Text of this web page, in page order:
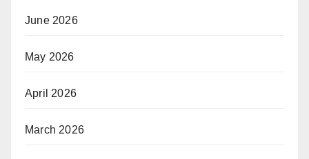
June 2026
May 2026
April 2026
March 2026